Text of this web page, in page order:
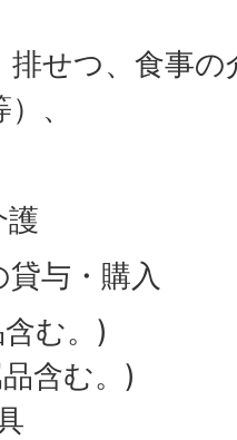
排せつ、食事
、
護
貸与・購入
む。)
含む。)